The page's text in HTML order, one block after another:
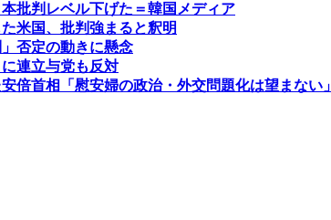
批判レベル下げた＝韓国メディア
米国、批判強まると釈明
否定の動きに懸念
連立与党も反対
倍首相「慰安婦の政治・外交問題化は望まない」